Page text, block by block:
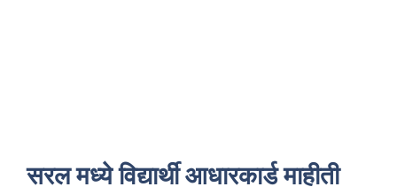
सरल मध्ये विद्यार्थी आधारकार्ड माहीती